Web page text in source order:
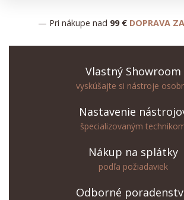
— Pri nákupe nad 99 € DOPRAVA
Vlastný Showroom
vyskúšajte si nástroje
Nastavenie
špecializovaným
Nákup na splátky
podľa požiadaviek
Odborné